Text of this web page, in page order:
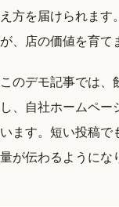
え方を届けられます
が、店の価値を育て
このデモ記事では
し、自社ホームペ
います。短い投稿で
量が伝わるようにな